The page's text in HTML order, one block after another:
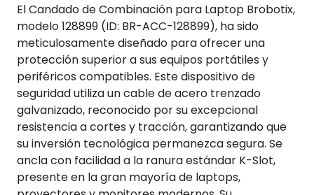
El Candado de Combinación para Laptop Brobotix,
modelo 128899 (ID: BR-ACC-128899), ha sido
meticulosamente diseñado para ofrecer una
protección superior a sus equipos portátiles y
periféricos compatibles. Este dispositivo de
seguridad utiliza un cable de acero trenzado
galvanizado, reconocido por su excepcional
resistencia a cortes y tracción, garantizando que
su inversión tecnológica permanezca segura. Se
ancla con facilidad a la ranura estándar K-Slot,
presente en la gran mayoría de laptops,